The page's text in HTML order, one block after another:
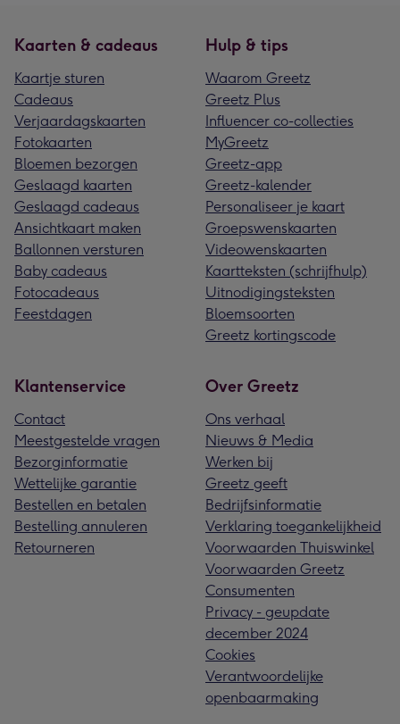
Kaarten & cadeaus
Kaartje sturen
Cadeaus
Verjaardagskaarten
Fotokaarten
Bloemen bezorgen
Geslaagd kaarten
Geslaagd cadeaus
Ansichtkaart maken
Ballonnen versturen
Baby cadeaus
Fotocadeaus
Feestdagen
Hulp & tips
Waarom Greetz
Greetz Plus
Influencer co-collecties
MyGreetz
Greetz-app
Greetz-kalender
Personaliseer je kaart
Groepswenskaarten
Videowenskaarten
Kaartteksten (schrijfhulp)
Uitnodigingsteksten
Bloemsoorten
Greetz kortingscode
Klantenservice
Contact
Meestgestelde vragen
Bezorginformatie
Wettelijke garantie
Bestellen en betalen
Bestelling annuleren
Retourneren
Over Greetz
Ons verhaal
Nieuws & Media
Werken bij
Greetz geeft
Bedrijfsinformatie
Verklaring toegankelijkheid
Voorwaarden Thuiswinkel
Voorwaarden Greetz
Consumenten
Privacy - geupdate
december 2024
Cookies
Verantwoordelijke
openbaarmaking